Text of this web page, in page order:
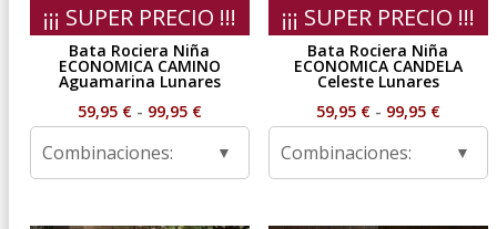
¡¡¡ SUPER PRECIO !!!
Bata Rociera Niña
ECONOMICA CAMINO
Aguamarina Lunares
59,95 € - 99,95 €Rango
Combinaciones:
¡¡¡ SUPER PRECIO !!!
Bata Rociera Niña
ECONOMICA CANDELA
Celeste Lunares
59,95 € - 99,95 €Rango
Combinaciones: